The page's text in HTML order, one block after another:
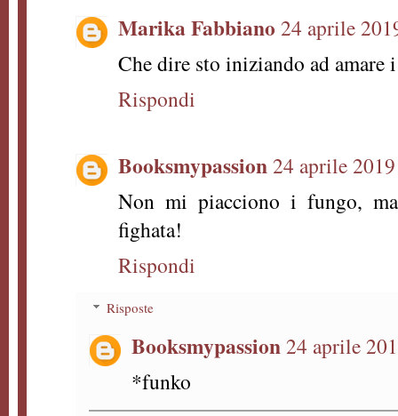
Marika Fabbiano 24 aprile
Che dire sto iniziando ad amare
Rispondi
Booksmypassion24 aprile
Non mi piacciono i fungo,
fighata!
Rispondi
Risposte
Booksmypassion24 aprile
*funko